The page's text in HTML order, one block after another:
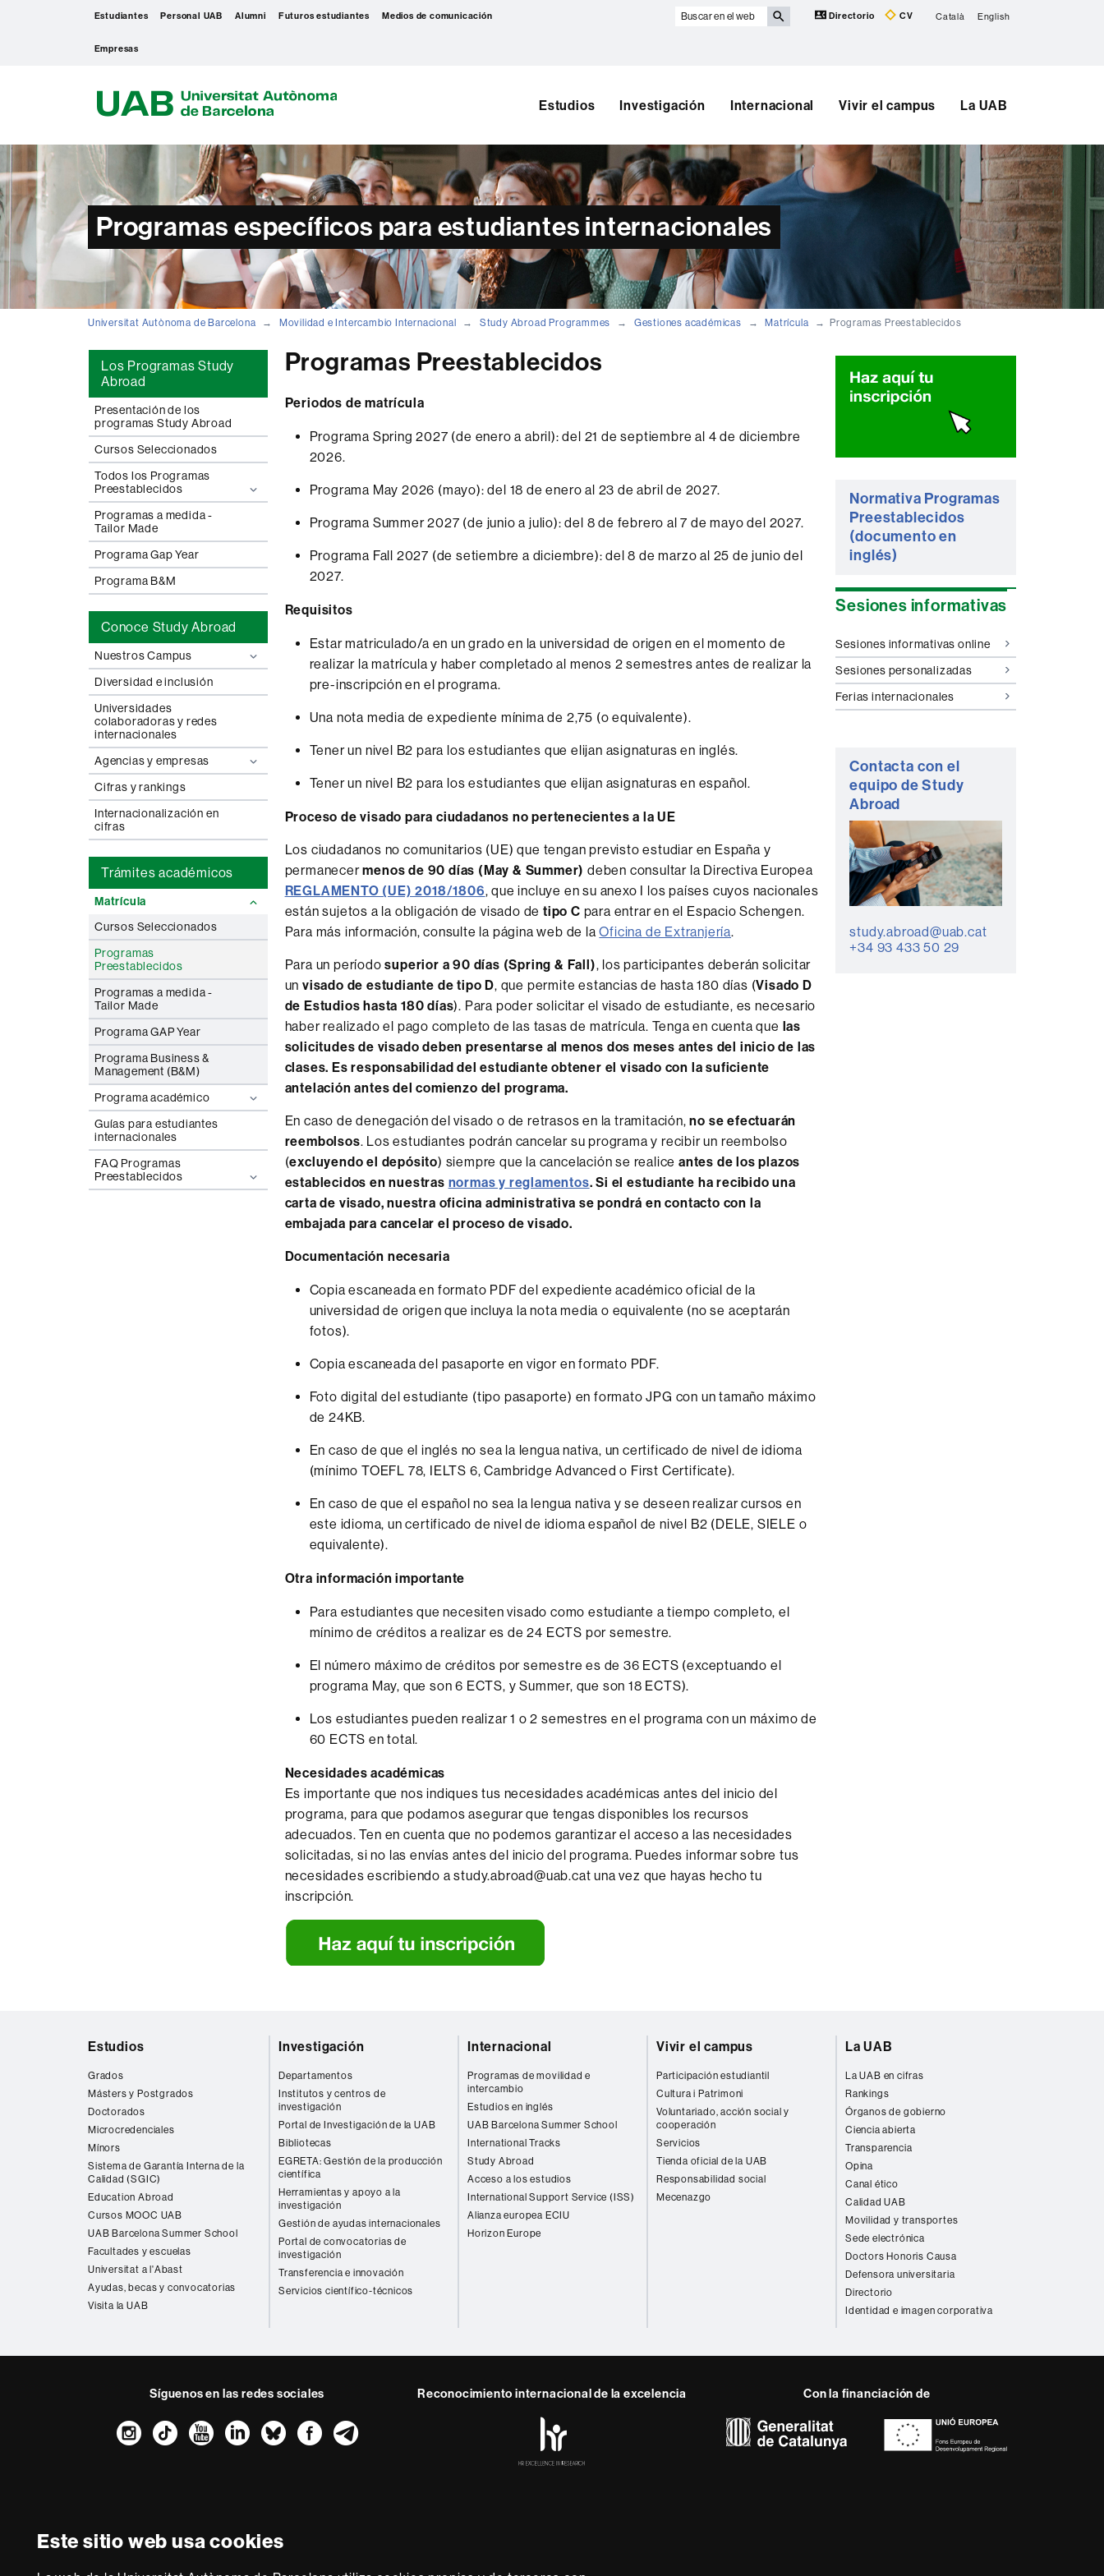
Este sitio web usa cookies
Estudiantes Personal UAB Alumni Futuros estudiantes Medios de comunicación
Empresas
Buscar
Directorio CV Català English
B
Estudios Investigación Internacional Vivir el campus La UAB
Programas específicos para estudiantes internacionales
Universitat Autònoma de Barcelona Movilidad e Intercambio Internacional Study Abroad Programmes Gestiones académicas Matrícula Programas Preestablecidos
Los Programas Study
Abroad
Presentación de los
programas Study Abroad
Cursos Seleccionados
Todos los Programas
Preestablecidos
Programas a medida -
Tailor Made
Programa Gap Year
Programa B&M
Conoce Study Abroad
Nuestros Campus
Diversidad e inclusión
Universidades
colaboradoras y redes
internacionales
Agencias y empresas
Cifras y rankings
Internacionalización en
cifras
Trámites académicos
Matrícula
Cursos Seleccionados
Programas
Preestablecidos
Programas a medida -
Tailor Made
Programa GAP Year
Programa Business &
Management (B&M)
Programa académico
Guías para estudiantes
internacionales
FAQ Programas
Preestablecidos
Programas Preestablecidos
Periodos de matrícula
Programa Spring 2027 (de enero a abril): del 21 de septiembre al 4 de diciembre
2026.
Programa May 2026 (mayo): del 18 de enero al 23 de abril de 2027.
Programa Summer 2027 (de junio a julio): del 8 de febrero al 7 de mayo del 2027.
Programa Fall 2027 (de setiembre a diciembre): del 8 de marzo al 25 de junio del
2027.
Requisitos
Estar matriculado/a en un grado en la universidad de origen en el momento de
realizar la matrícula y haber completado al menos 2 semestres antes de realizar la
pre-inscripción en el programa.
Una nota media de expediente mínima de 2,75 (o equivalente).
Tener un nivel B2 para los estudiantes que elijan asignaturas en inglés.
Tener un nivel B2 para los estudiantes que elijan asignaturas en español.
Proceso de visado para ciudadanos no pertenecientes a la UE
Los ciudadanos no comunitarios (UE) que tengan previsto estudiar en España y
permanecermenos de 90 días (May & Summer) deben consultar la Directiva Europea
REGLAMENTO (UE) 2018/1806, que incluye en su anexo I los países cuyos nacionales
están sujetos a la obligación de visado de tipo C para entrar en el Espacio Schengen.
Para más información, consulte la página web de laOficina de Extranjería.
Para un períodosuperior a 90 días (Spring & Fall), los participantes deberán solicitar
un visado de estudiante de tipo D, que permite estancias de hasta 180 días (Visado D
de Estudios hasta 180 días). Para poder solicitar el visado de estudiante, es necesario
haber realizado el pago completo de las tasas de matrícula. Tenga en cuenta que las
solicitudes de visado deben presentarse al menos dos meses antes del inicio de las
clases. Es responsabilidad del estudiante obtener el visado con la suficiente
antelación antes del comienzo del programa.
En caso de denegación del visado o de retrasos en la tramitación,no se efectuarán
reembolsos. Los estudiantes podrán cancelar su programa y recibir un reembolso
(excluyendo el depósito) siempre que la cancelación se realice antes de los plazos
establecidos en nuestras normas y reglamentos. Si el estudiante ha recibido una
carta de visado, nuestra oficina administrativa se pondrá en contacto con la
embajada para cancelar el proceso de visado.
Documentación necesaria
Copia escaneada en formato PDF del expediente académico oficial de la
universidad de origen que incluya la nota media o equivalente (no se aceptarán
fotos).
Copia escaneada del pasaporte en vigor en formato PDF.
Foto digital del estudiante (tipo pasaporte) en formato JPG con un tamaño máximo
de 24KB.
En caso de que el inglés no sea la lengua nativa, un certificado de nivel de idioma
(mínimo TOEFL 78, IELTS 6, Cambridge Advanced o First Certificate).
En caso de que el español no sea la lengua nativa y se deseen realizar cursos en
este idioma, un certificado de nivel de idioma español de nivel B2 (DELE, SIELE o
equivalente).
Otra información importante
Para estudiantes que necesiten visado como estudiante a tiempo completo, el
mínimo de créditos a realizar es de 24 ECTS por semestre.
El número máximo de créditos por semestre es de 36 ECTS (exceptuando el
programa May, que son 6 ECTS, y Summer, que son 18 ECTS).
Los estudiantes pueden realizar 1 o 2 semestres en el programa con un máximo de
60 ECTS en total.
Necesidades académicas
Es importante que nos indiques tus necesidades académicas antes del inicio del
programa, para que podamos asegurar que tengas disponibles los recursos
adecuados. Ten en cuenta que no podemos garantizar el acceso a las necesidades
solicitadas, si no las envías antes del inicio del programa. Puedes informar sobre tus
necesidades escribiendo a study.abroad@uab.cat una vez que hayas hecho tu
inscripción.
Información
complementaria
Normativa Programas
Preestablecidos
(documento en
inglés)
Sesiones informativas
Sesiones informativas online
Sesiones personalizadas
Ferias internacionales
Contacta con el
equipo de Study
Abroad
study.abroad@uab.cat
+34 93 433 50 29
Estudios
Grados
Másters y Postgrados
Doctorados
Microcredenciales
Mínors
Sistema de Garantía Interna de la
Calidad (SGIC)
Education Abroad
Cursos MOOC UAB
UAB Barcelona Summer School
Facultades y escuelas
Universitat a l'Abast
Ayudas, becas y convocatorias
Visita la UAB
Investigación
Departamentos
Institutos y centros de
investigación
Portal de Investigación de la UAB
Bibliotecas
EGRETA: Gestión de la producción
científica
Herramientas y apoyo a la
investigación
Gestión de ayudas internacionales
Portal de convocatorias de
investigación
Transferencia e innovación
Servicios científico-técnicos
Internacional
Programas de movilidad e
intercambio
Estudios en inglés
UAB Barcelona Summer School
International Tracks
Study Abroad
Acceso a los estudios
International Support Service (ISS)
Alianza europea ECIU
Horizon Europe
Vivir el campus
Participación estudiantil
Cultura i Patrimoni
Voluntariado, acción social y
cooperación
Servicios
Tienda oficial de la UAB
Responsabilidad social
Mecenazgo
La UAB
La UAB en cifras
Rankings
Órganos de gobierno
Ciencia abierta
Transparencia
Opina
Canal ético
Calidad UAB
Movilidad y transportes
Sede electrónica
Doctors Honoris Causa
Defensora universitaria
Directorio
Identidad e imagen corporativa
Síguenos en las redes sociales
Instagram
TikTokYouTube
LinkedIn
BlueskyFacebook
Telegram
Reconocimiento internacional de la excelencia Con la financiación de
Somos una universidad líder que imparte una docencia de calidad y excelencia, diversificada,
multidisciplinaria y flexible, adecuada a las necesidades de la sociedad y adaptada a los nuevos modelos